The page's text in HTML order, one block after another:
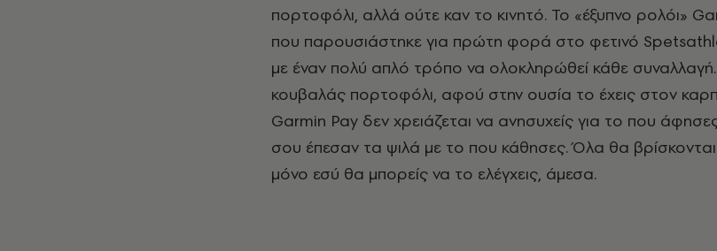
πορτοφόλι, αλλά ούτε καν το κινητό. Το «έξυπνο ρολόι»
που παρουσιάστηκε για πρώτη φορά στο φετινό
με έναν πολύ απλό τρόπο να ολοκληρώθεί κάθε συναλλαγή.
κουβαλάς πορτοφόλι, αφού στην ουσία το έχεις στον
Garmin Pay δεν χρειάζεται να ανησυχείς για το που
σου έπεσαν τα ψιλά με το που κάθησες. Όλα θα
μόνο εσύ θα μπορείς να το ελέγχεις, άμεσα.